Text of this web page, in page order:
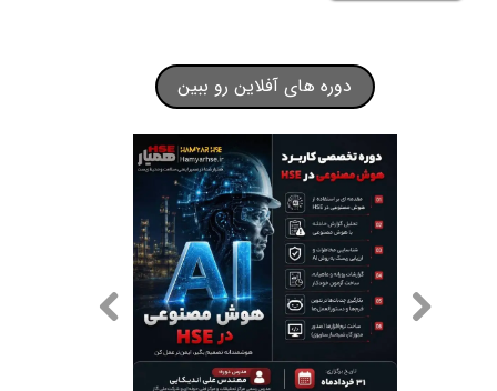
دوره های آفلاین رو ببین